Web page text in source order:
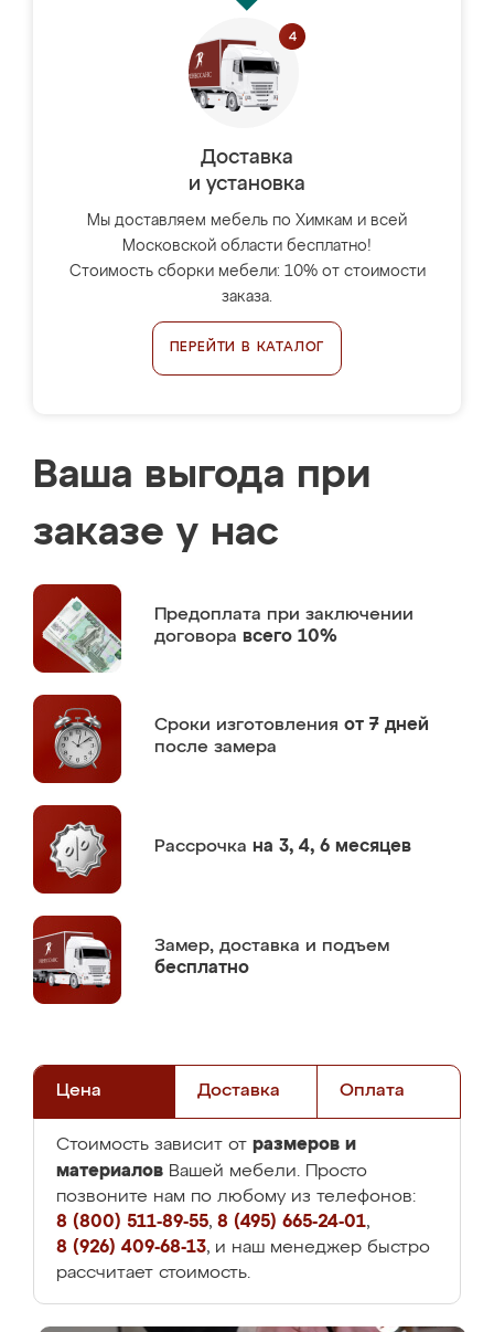
Доставка
и установка
Мы доставляем мебель по Химкам и всей
Московской области бесплатно!
Стоимость сборки мебели: 10% от стоимости
заказа.
ПЕРЕЙТИ В КАТАЛОГ
Ваша выгода при
заказе у нас
Предоплата при заключении
договора всего 10%
Сроки изготовления от 7 дней
после замера
Рассрочка на 3, 4, 6 месяцев
Замер, доставка и подъем
бесплатно
Цена Доставка Оплата
Стоимость зависит от размеров и
материалов Вашей мебели. Просто
позвоните нам по любому из телефонов:
8 (800) 511-89-55, 8 (495) 665-24-01,
8 (926) 409-68-13, и наш менеджер быстро
рассчитает стоимость.